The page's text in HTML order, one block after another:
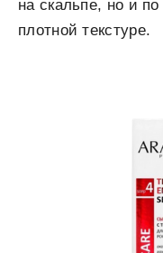
на скальпе, но и
плотной текстуре.